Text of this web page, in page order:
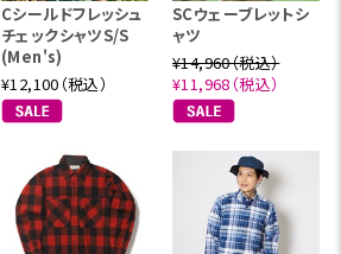
Cシールドフレッシュ
チェックシャツS/S
(Men's)
¥12,100（税込）
SCウェーブレットシ
ャツ
¥14,960（税込）
¥11,968（税込）